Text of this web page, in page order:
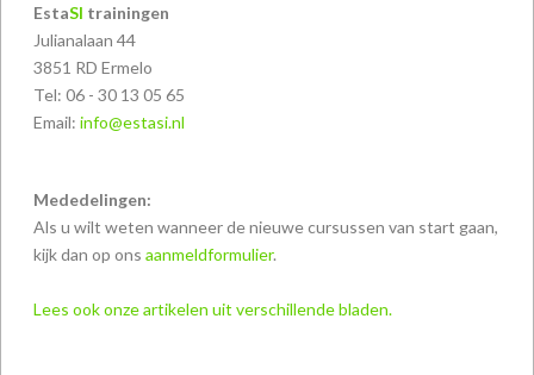
EstaSI trainingen
Julianalaan 44
3851 RD Ermelo
Tel: 06 - 30 13 05 65
Email: info@estasi.nl
Mededelingen:
Als u wilt weten wanneer de nieuwe cursussen van start gaan,
kijk dan op ons aanmeldformulier.
Lees ook onze artikelen uit verschillende bladen.